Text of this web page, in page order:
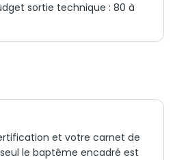
sortie technique : 80 à
et votre carnet de
le baptême encadré est